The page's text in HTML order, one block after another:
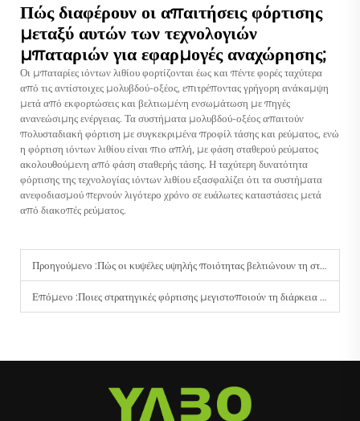
Πώς διαφέρουν οι απαιτήσεις φόρτισης
μεταξύ αυτών των τεχνολογιών
μπαταριών για εφαρμογές αναχώρησης;
Οι μπαταρίες ιόντων λιθίου φορτίζονται έως και πέντε φορές ταχύτερα
από τις αντίστοιχες μολυβδού-οξέος, επιτρέποντας γρήγορη ανάκαμψη
μετά από εκφορτώσεις και βελτιωμένη ενσωμάτωση με πηγές
ανανεώσιμης ενέργειας. Τα συστήματα μολυβδού-οξέος απαιτούν
πολυσταδιακή φόρτιση με συγκεκριμένα προφίλ τάσης και ρεύματος, ενώ
η φόρτιση ιόντων λιθίου είναι πιο απλή, με φάση σταθερού ρεύματος
ακολουθούμενη από φάση σταθερής τάσης. Η ταχύτερη δυνατότητα
φόρτισης της τεχνολογίας ιόντων λιθίου εξασφαλίζει ότι τα συστήματα
ανεφοδιασμού περνούν λιγότερο χρόνο σε ευάλωτες καταστάσεις μετά
από διακοπές ρεύματος.
Προηγούμενο :Πώς οι κυψέλες υψηλής ποιότητας βελτιώνουν τη σταθερότητα σε μπαταρίες 12V 100Ah;
Επόμενο :Ποιες στρατηγικές φόρτισης μεγιστοποιούν τη διάρκεια ζωής των εντατικής χρήσης λιθίου μπαταριών;